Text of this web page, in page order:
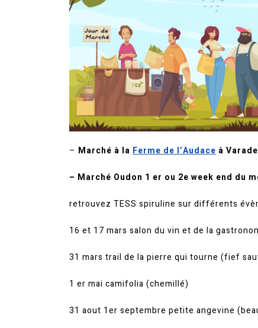
– Marché à la Ferme de l’Audace à
– Marché Oudon 1 er ou 2e week end du
retrouvez TESS spiruline sur différents
16 et 17 mars salon du vin et de la
31 mars trail de la pierre qui tourne (fief
1 er mai camifolia (chemillé)
31 aout 1er septembre petite angevine